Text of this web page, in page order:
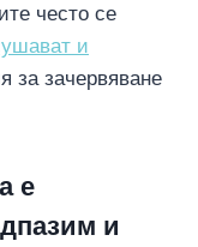
често се
и
за зачервяване
е
и